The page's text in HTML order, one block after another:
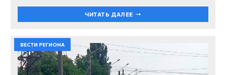
ЧИТАТЬ ДАЛЕЕ
ВЕСТИ РЕГИОНА